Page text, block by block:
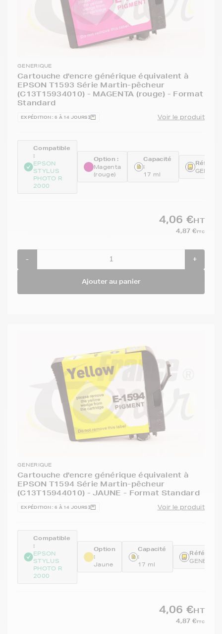
GENERIQUE
Cartouche d'encre générique équivalent à
EPSON T1593 Série Martin-pêcheur
(C13T15934010) - MAGENTA (rouge) - Format
Standard
EXPÉDITION : 6 À 14 JOURS Voir le produit
Compatible
:
EPSON
STYLUS
PHOTO R
2000
Option :
Magenta
(rouge)
Capacité
:
17 ml
4,06 €HT
4,87 €TTC
- +
Ajouter au panier
GENERIQUE
Cartouche d'encre générique équivalent à
EPSON T1594 Série Martin-pêcheur
(C13T15944010) - JAUNE - Format Standard
EXPÉDITION : 6 À 14 JOURS Voir le produit
Compatible
:
EPSON
STYLUS
PHOTO R
2000
Option
:
Jaune
Capacité
:
17 ml
4,06 €HT
4,87 €TTC